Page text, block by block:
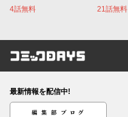
4話無料 21話無料
コミックDAYS
最新情報を配信中!
編集部ブログ